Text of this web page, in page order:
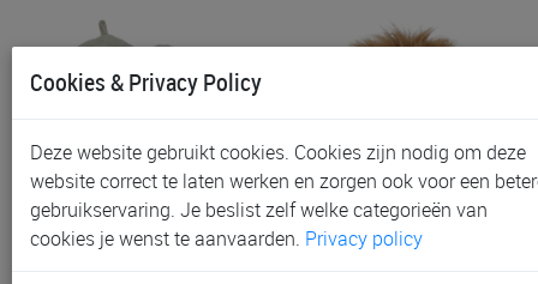
Muurdecoratie Little
Dutch Wanddecoratie Kr…
Muurdecoratie Little
Dutch Wanddecoratie Le…
Cookies & Privacy Policy
Deze website gebruikt cookies. Cookies zijn nodig om deze
website correct te laten werken en zorgen ook voor een
gebruikservaring. Je beslist zelf welke categorieën van
cookies je wenst te aanvaarden. Privacy policy